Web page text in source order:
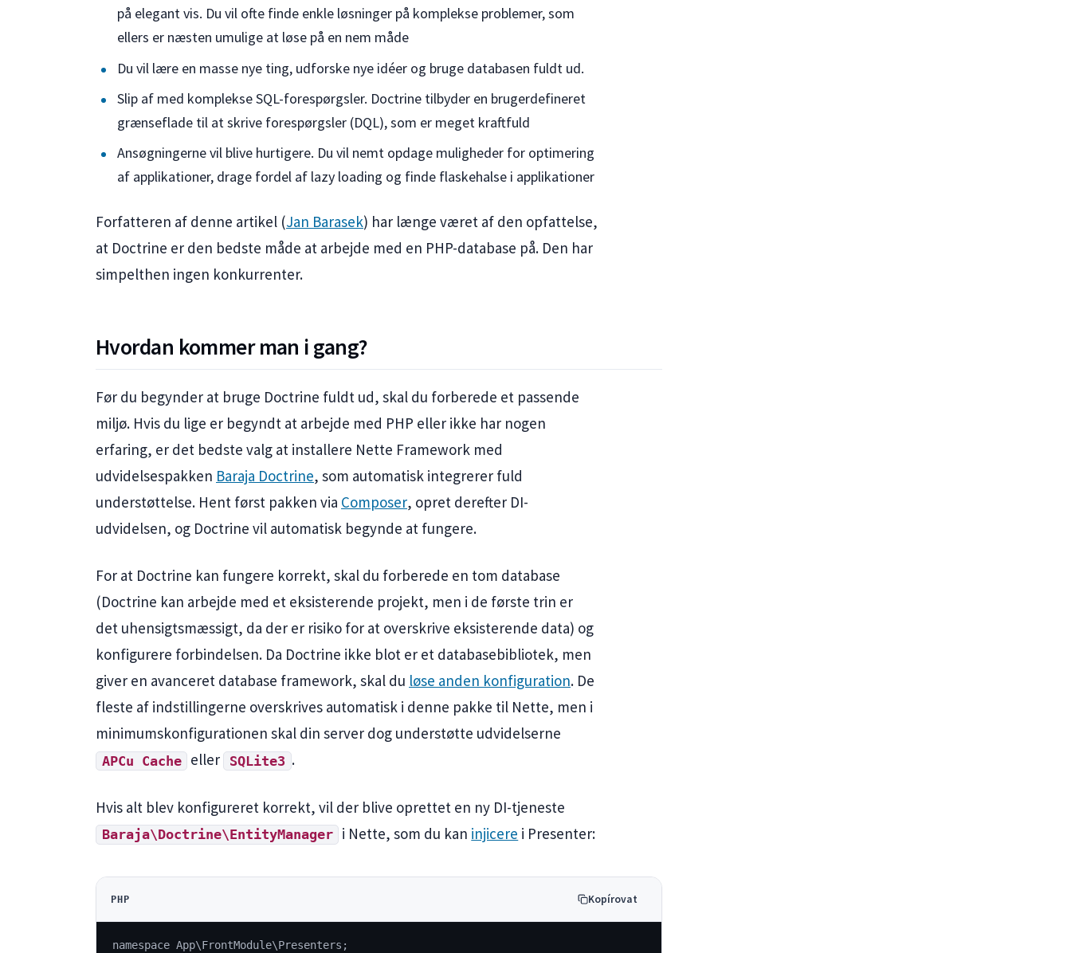
på elegant vis. Du vil ofte finde enkle løsninger på komplekse problemer, som
ellers er næsten umulige at løse på en nem måde
Du vil lære en masse nye ting, udforske nye idéer og bruge databasen fuldt ud.
Slip af med komplekse SQL-forespørgsler. Doctrine tilbyder en brugerdefineret
grænseflade til at skrive forespørgsler (DQL), som er meget kraftfuld
Ansøgningerne vil blive hurtigere. Du vil nemt opdage muligheder for optimering
af applikationer, drage fordel af lazy loading og finde flaskehalse i applikationer
Forfatteren af denne artikel (Jan Barasek) har længe været af den opfattelse,
at Doctrine er den bedste måde at arbejde med en PHP-database på. Den har
simpelthen ingen konkurrenter.
Hvordan kommer man i gang?
Før du begynder at bruge Doctrine fuldt ud, skal du forberede et passende
miljø. Hvis du lige er begyndt at arbejde med PHP eller ikke har nogen
erfaring, er det bedste valg at installere Nette Framework med
udvidelsespakken Baraja Doctrine, som automatisk integrerer fuld
understøttelse. Hent først pakken via Composer, opret derefter DI-
udvidelsen, og Doctrine vil automatisk begynde at fungere.
For at Doctrine kan fungere korrekt, skal du forberede en tom database
(Doctrine kan arbejde med et eksisterende projekt, men i de første trin er
det uhensigtsmæssigt, da der er risiko for at overskrive eksisterende data) og
konfigurere forbindelsen. Da Doctrine ikke blot er et databasebibliotek, men
giver en avanceret database framework, skal du løse anden konfiguration. De
fleste af indstillingerne overskrives automatisk i denne pakke til Nette, men i
minimumskonfigurationen skal din server dog understøtte udvidelserne
APCu Cache eller SQLite3 .
Hvis alt blev konfigureret korrekt, vil der blive oprettet en ny DI-tjeneste
Baraja\Doctrine\EntityManager i Nette, som du kan injicere i Presenter:
PHP Kopírovat
namespace App\FrontModule\Presenters;